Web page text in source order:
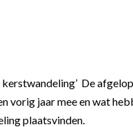
De
vorig jaar mee en wat
plaatsvinden.